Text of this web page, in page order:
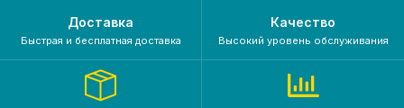
Доставка
Быстрая и бесплатная доставка
Качество
Высокий уровень обслуживания